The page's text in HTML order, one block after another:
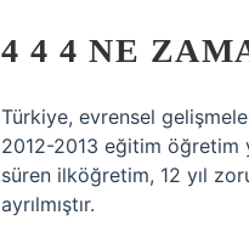
4 4 4 NE
Türkiye, evrensel
2012-2013 eğitim öğretim
süren ilköğretim, 12 yıl
ayrılmıştır.